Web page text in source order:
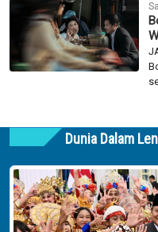
Dunia Dalam